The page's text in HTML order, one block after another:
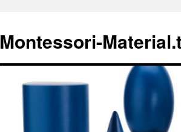
springen
Montessori-